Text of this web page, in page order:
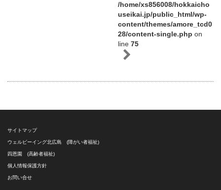
/home/xs856008/hokkaicho
useikai.jp/public_html/wp-
content/themes/amore_tcd0
28/content-single.php on
line 75
サイトマップ
ウェルビーイング北広島 (障がい者福祉)
四恩園 (高齢者福祉)
個人情報保護方針
お問い合せ